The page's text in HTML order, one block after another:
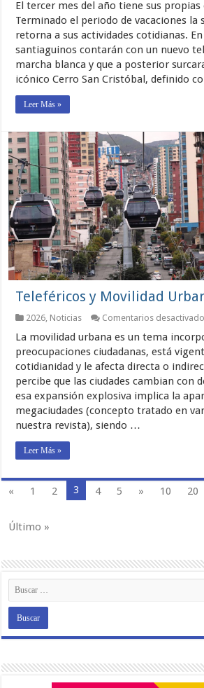
El tercer mes del año tiene sus
Terminado el periodo de vacaciones la
retorna a sus actividades cotidianas.
santiaguinos contarán con un nuevo
marcha blanca y que a posterior
icónico Cerro San Cristóbal, definido
Leer Más »
Teleféricos y Movilidad
2026 Noticias Comentarios
La movilidad urbana es un tema
preocupaciones ciudadanas, está
cotidianidad y le afecta directa o
percibe que las ciudades cambian con
esa expansión explosiva implica la
megaciudades (concepto tratado en
nuestra revista), siendo …
Leer Más »
« 1 2 3 4 5 » 10 20
Último »